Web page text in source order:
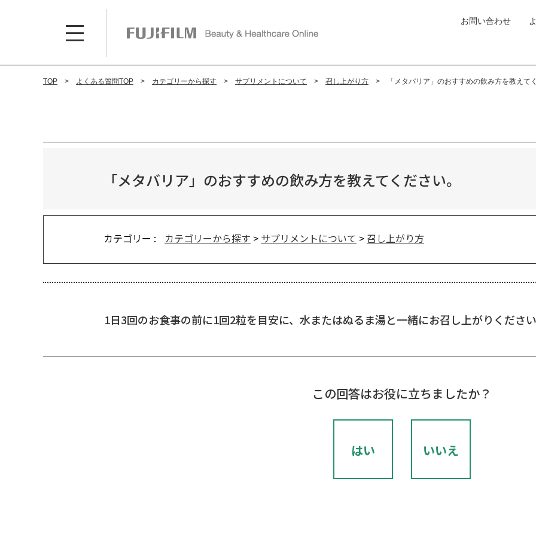
お問い合わせ
TOP よくある質問TOP カテゴリーから探す サプリメントについて 召し上がり方 「メタバリア」のおすすめの飲み方を教えて
「メタバリア」のおすすめの飲み方を教えてください。
カテゴリー : カテゴリーから探す > サプリメントについて > 召し上がり方
1日3回のお食事の前に1回2粒を目安に、水またはぬるま湯と一緒にお召し上がりください
この回答はお役に立ちましたか？
はい いいえ